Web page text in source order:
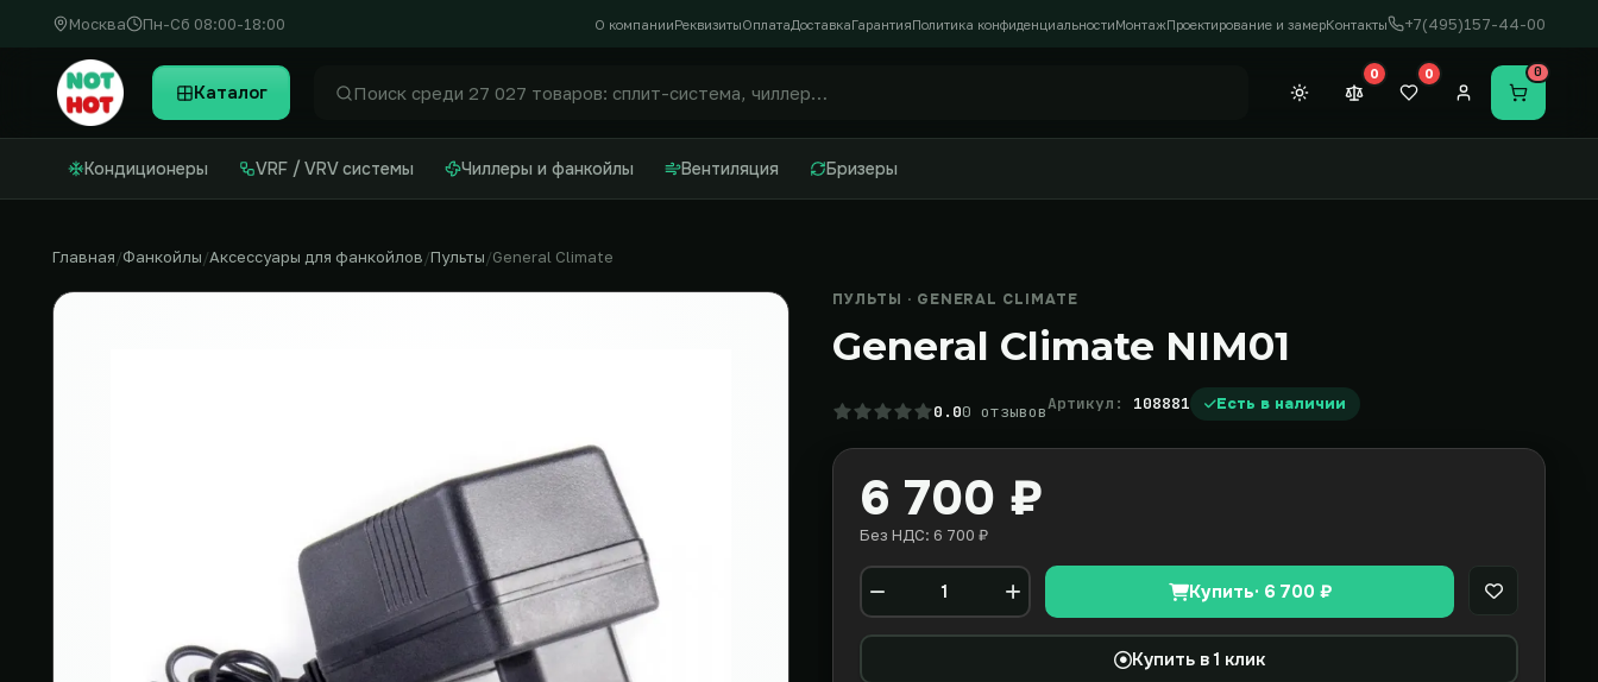
Москва Пн-Сб 08:00-18:00 О компанииРеквизитыОплатаДоставкаГарантияПолитика конфиденциальностиМонтажПроектирование и замерКонтакты +7(495)157-44-00
Каталог Найти Темная тема
0 0
Перейти
0
Кондиционеры VRF / VRV системы Чиллеры и фанкойлы Вентиляция Бризеры
Главная Фанкойлы Аксессуары для фанкойлов Пульты General Climate
ПУЛЬТЫ · GENERAL CLIMATE
General Climate NIM01
0.00 отзывовАртикул: 108881 Есть в наличии
6 700 ₽
Без НДС: 6 700 ₽
Количество Купить· 6 700 ₽ В закладки
Купить в 1 клик